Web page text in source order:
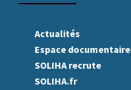
Actualités
Espace documentaire
SOLIHA recrute
SOLIHA.fr